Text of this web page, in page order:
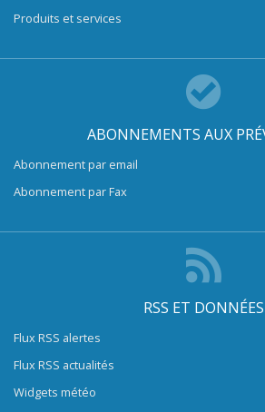
Produits et services
ABONNEMENTS AUX
Abonnement par email
Abonnement par Fax
RSS ET DONNÉES
Flux RSS alertes
Flux RSS actualités
Widgets météo